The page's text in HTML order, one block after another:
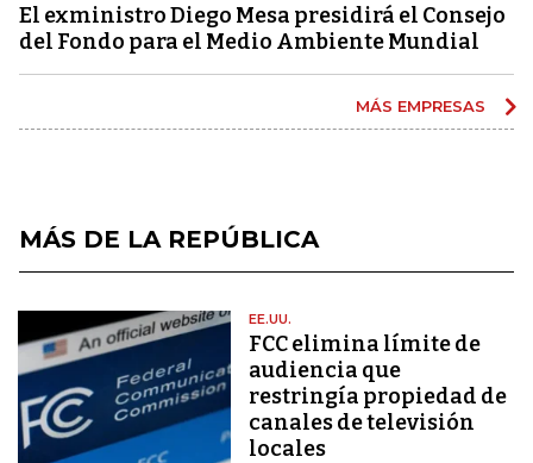
El exministro Diego Mesa presidirá el Consejo
del Fondo para el Medio Ambiente Mundial
MÁS EMPRESAS
MÁS DE LA REPÚBLICA
EE.UU.
FCC elimina límite de
audiencia que
restringía propiedad de
canales de televisión
locales